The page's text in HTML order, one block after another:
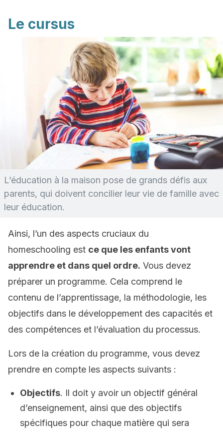
Le cursus
L’éducation à la maison pose de grands défis aux
parents, qui doivent concilier leur vie de famille avec
leur éducation.
Ainsi, l’un des aspects cruciaux du
homeschooling est ce que les enfants vont
apprendre et dans quel ordre. Vous devez
préparer un programme. Cela comprend le
contenu de l’apprentissage, la méthodologie, les
objectifs dans le développement des capacités et
des compétences et l’évaluation du processus.
Lors de la création du programme, vous devez
prendre en compte les aspects suivants :
Objectifs. Il doit y avoir un objectif général
d’enseignement, ainsi que des objectifs
spécifiques pour chaque matière qui sera